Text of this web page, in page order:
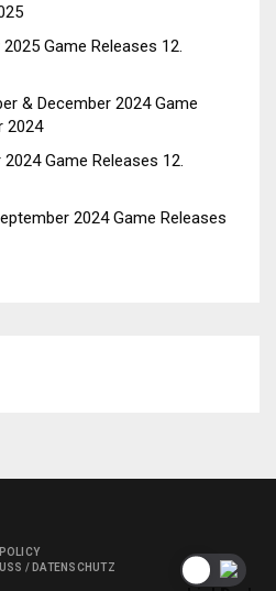
Game Releases 12.
& December 2024 Game
2024
Game Releases 12.
2024 Game Releases
/ DATENSCHUTZ